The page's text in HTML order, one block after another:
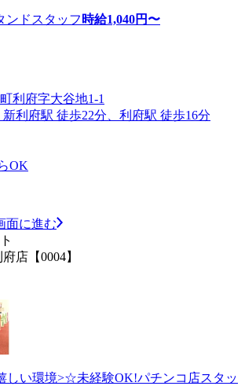
ンドスタッフ 時給1,040円〜
利府字大谷地1-1
利府駅 徒歩22分、利府駅 徒歩16分
OK
面に進む
店【0004】
しい環境>☆未経験OK!パチンコ店スタッ